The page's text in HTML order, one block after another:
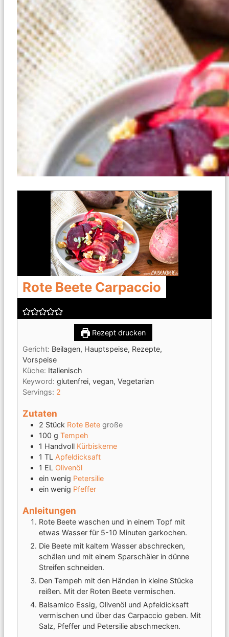
Rote Beete Carpaccio
Rezept drucken
Gericht: Beilagen, Hauptspeise, Rezepte,
Vorspeise
Küche: Italienisch
Keyword: glutenfrei, vegan, Vegetarian
Servings: 2
Zutaten
2 Stück Rote Bete große
100 g Tempeh
1 Handvoll Kürbiskerne
1 TL Apfeldicksaft
1 EL Olivenöl
ein wenig Petersilie
ein wenig Pfeffer
Anleitungen
Rote Beete waschen und in einem Topf mit
etwas Wasser für 5-10 Minuten garkochen.
Die Beete mit kaltem Wasser abschrecken,
schälen und mit einem Sparschäler in dünne
Streifen schneiden.
Den Tempeh mit den Händen in kleine Stücke
reißen. Mit der Roten Beete vermischen.
Balsamico Essig, Olivenöl und Apfeldicksaft
vermischen und über das Carpaccio geben. Mit
Salz, Pfeffer und Petersilie abschmecken.